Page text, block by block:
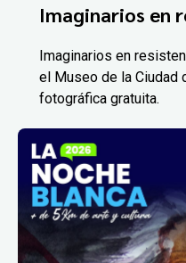
Imaginarios en
Imaginarios en
el Museo de la Ciudad
fotográfica gratuita.